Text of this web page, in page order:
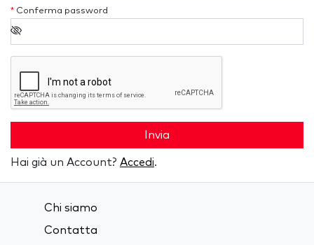
* Conferma password
Invia
Hai già un Account? Accedi.
Chi siamo
Contatta